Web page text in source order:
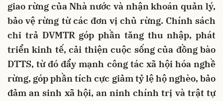
giao rừng của Nhà nước và nhận khoán quản lý,
bảo vệ rừng từ các đơn vị chủ rừng. Chính sách
chi trả DVMTR góp phần tăng thu nhập, phát
triển kinh tế, cải thiện cuộc sống của đồng bào
DTTS, từ đó đẩy mạnh công tác xã hội hóa nghề
rừng, góp phần tích cực giảm tỷ lệ hộ nghèo, bảo
đảm an sinh xã hội, an ninh chính trị và trật tự